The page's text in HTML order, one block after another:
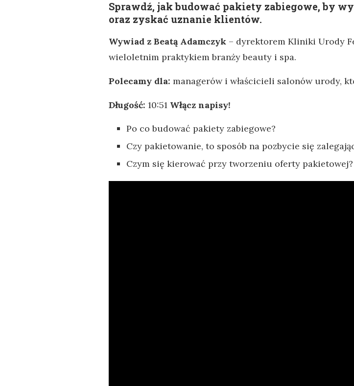
Sprawdź, jak budować pakiety zabiegowe, by
oraz zyskać uznanie klientów.
Wywiad z Beatą Adamczyk – dyrektorem Kliniki Urody
wieloletnim praktykiem branży beauty i spa.
Polecamy dla: managerów i właścicieli salonów urody,
Długość: 10:51 Włącz napisy!
Po co budować pakiety zabiegowe?
Czy pakietowanie, to sposób na pozbycie się
Czym się kierować przy tworzeniu oferty pakietowej?